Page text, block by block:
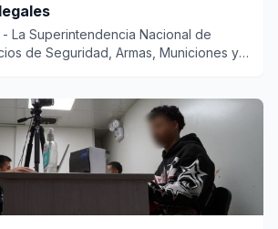
- La Superintendencia Nacional de
de Seguridad, Armas, Municiones y